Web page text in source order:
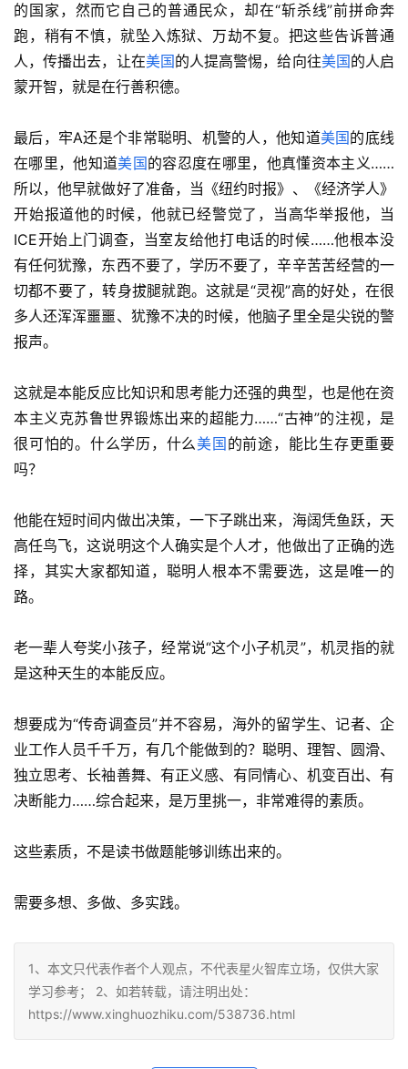
的国家，然而它自己的普通民众，却在“斩杀线”前拼命奔
跑，稍有不慎，就坠入炼狱、万劫不复。把这些告诉普通
人，传播出去，让在美国的人提高警惕，给向往美国的人启
蒙开智，就是在行善积德。
最后，牢A还是个非常聪明、机警的人，他知道美国的底线
在哪里，他知道美国的容忍度在哪里，他真懂资本主义……
所以，他早就做好了准备，当《纽约时报》、《经济学人》
开始报道他的时候，他就已经警觉了，当高华举报他，当
ICE开始上门调查，当室友给他打电话的时候……他根本没
有任何犹豫，东西不要了，学历不要了，辛辛苦苦经营的一
切都不要了，转身拔腿就跑。这就是“灵视”高的好处，在很
多人还浑浑噩噩、犹豫不决的时候，他脑子里全是尖锐的警
报声。
这就是本能反应比知识和思考能力还强的典型，也是他在资
本主义克苏鲁世界锻炼出来的超能力……“古神”的注视，是
很可怕的。什么学历，什么美国 的前途，能比生存更重要
吗？
他能在短时间内做出决策，一下子跳出来，海阔凭鱼跃，天
高任鸟飞，这说明这个人确实是个人才，他做出了正确的选
择，其实大家都知道，聪明人根本不需要选，这是唯一的
路。
老一辈人夸奖小孩子，经常说“这个小子机灵”，机灵指的就
是这种天生的本能反应。
想要成为“传奇调查员”并不容易，海外的留学生、记者、企
业工作人员千千万，有几个能做到的？聪明、理智、圆滑、
独立思考、长袖善舞、有正义感、有同情心、机变百出、有
决断能力……综合起来，是万里挑一，非常难得的素质。
这些素质，不是读书做题能够训练出来的。
需要多想、多做、多实践。
1、本文只代表作者个人观点，不代表星火智库立场，仅供大家
学习参考； 2、如若转载，请注明出处：
https://www.xinghuozhiku.com/538736.html